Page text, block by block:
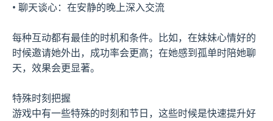
• 聊天谈心：在安静的晚上深入交流
每种互动都有最佳的时机和条件。比如，在妹妹心情好的
时候邀请她外出，成功率会更高；在她感到孤单时陪她聊
天，效果会更显著。
特殊时刻把握
游戏中有一些特殊的时刻和节日，这些时候是快速提升好